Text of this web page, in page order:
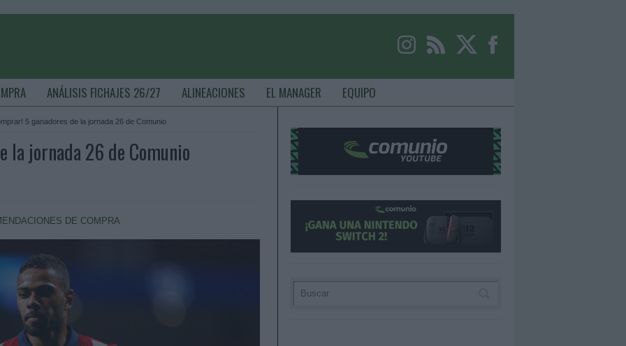
ANÁLISIS FICHAJES 26/27 ALINEACIONES EL MANAGER EQUIPO
5 ganadores de la jornada 26 de Comunio
la jornada 26 de Comunio
DE COMPRA